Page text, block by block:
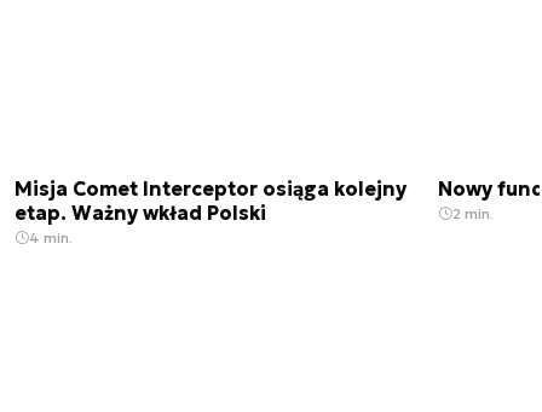
Misja Comet Interceptor osiąga kolejny
etap. Ważny wkład Polski
4 min.
Nowy
2 min.